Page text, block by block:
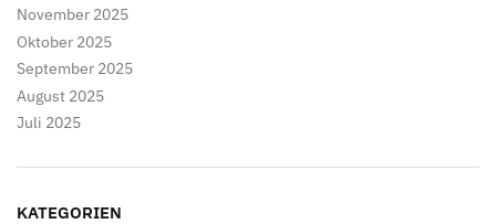
November 2025
Oktober 2025
September 2025
August 2025
Juli 2025
KATEGORIEN